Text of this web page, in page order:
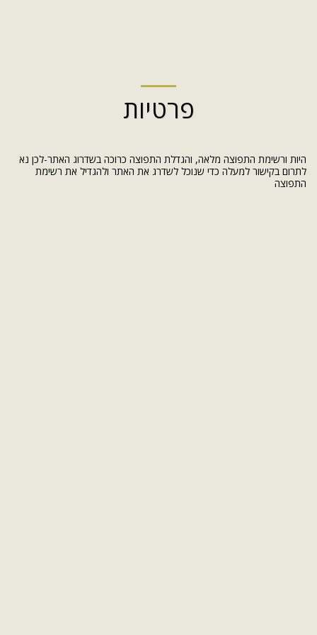
פרטיות
היות ורשימת התפוצה מלאה, והגדלת התפוצה כרוכה בשדרוג האתר-לכן נא
לתרום בקישור למעלה כדי שנוכל לשדרג את האתר ולהגדיל את רשימת
התפוצה